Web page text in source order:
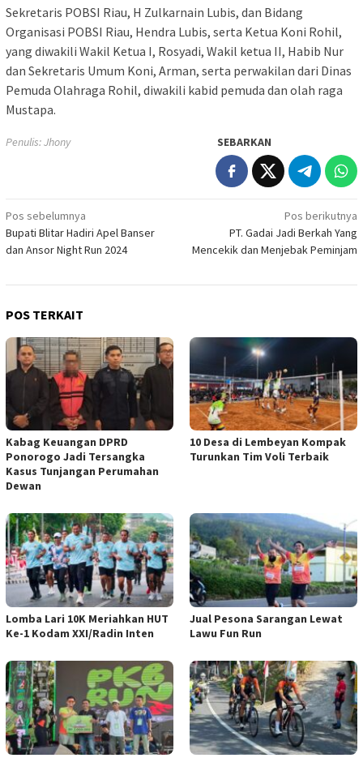
Sekretaris POBSI Riau, H Zulkarnain Lubis, dan Bidang
Organisasi POBSI Riau, Hendra Lubis, serta Ketua Koni Rohil,
yang diwakili Wakil Ketua I, Rosyadi, Wakil ketua II, Habib Nur
dan Sekretaris Umum Koni, Arman, serta perwakilan dari Dinas
Pemuda Olahraga Rohil, diwakili kabid pemuda dan olah raga
Mustapa.
Penulis: Jhony SEBARKAN
Navigasi
pos
Pos sebelumnya
Bupati Blitar Hadiri Apel Banser
dan Ansor Night Run 2024
Pos berikutnya
PT. Gadai Jadi Berkah Yang
Mencekik dan Menjebak Peminjam
POS TERKAIT
Kabag Keuangan DPRD
Ponorogo Jadi Tersangka
Kasus Tunjangan Perumahan
Dewan
10 Desa di Lembeyan Kompak
Turunkan Tim Voli Terbaik
Lomba Lari 10K Meriahkan HUT
Ke-1 Kodam XXI/Radin Inten
Jual Pesona Sarangan Lewat
Lawu Fun Run